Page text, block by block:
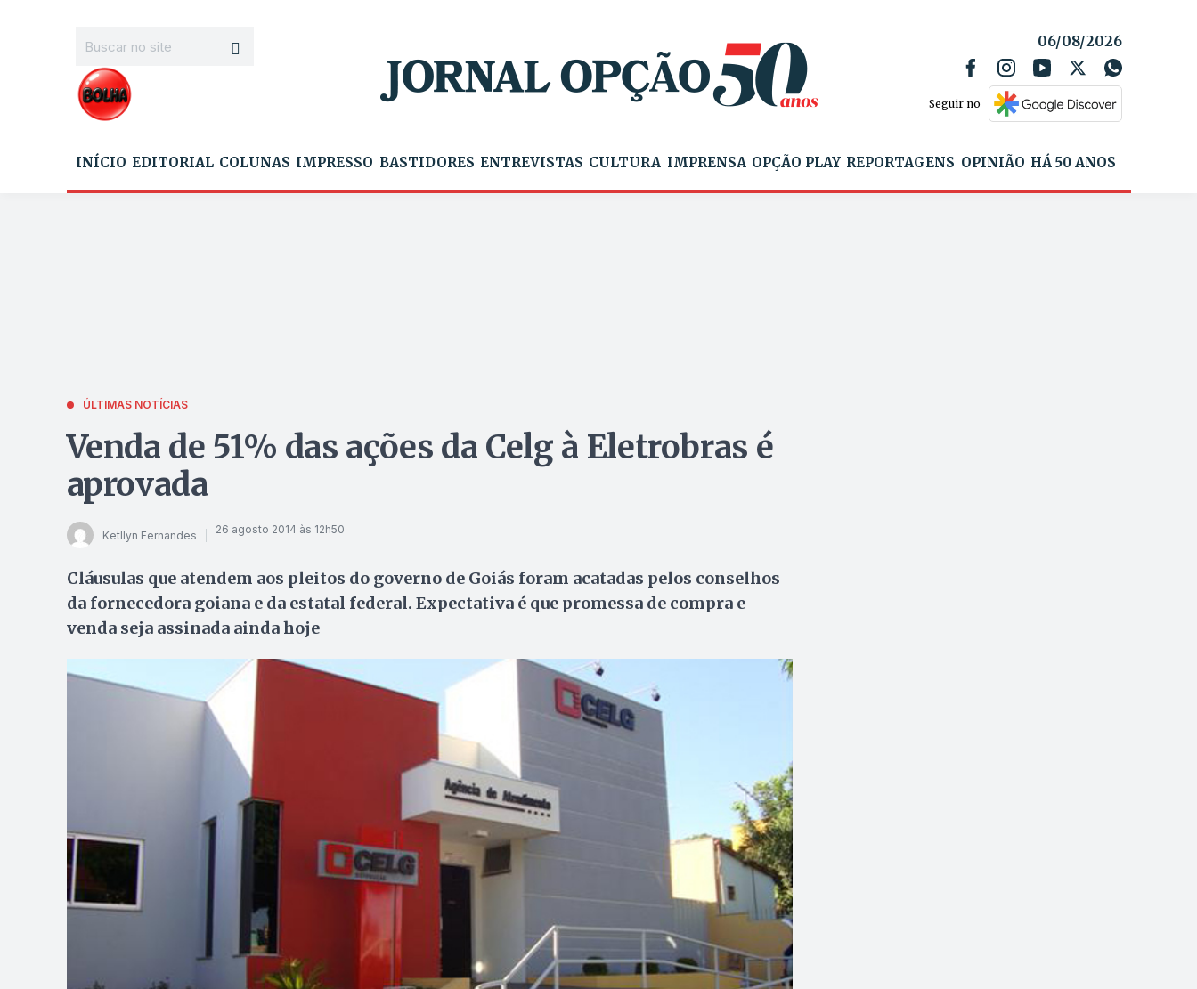
06/08/2026
Seguir no
INÍCIO EDITORIAL COLUNAS IMPRESSO BASTIDORES ENTREVISTAS CULTURA IMPRENSA OPÇÃO PLAY REPORTAGENS OPINIÃO HÁ 50 ANOS
ÚLTIMAS NOTÍCIAS
Venda de 51% das ações da Celg à Eletrobras é
aprovada
Ketllyn Fernandes 26 agosto 2014 às 12h50
Cláusulas que atendem aos pleitos do governo de Goiás foram acatadas pelos conselhos
da fornecedora goiana e da estatal federal. Expectativa é que promessa de compra e
venda seja assinada ainda hoje